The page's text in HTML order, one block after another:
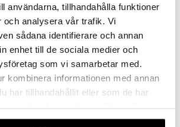
användarna, tillhandahålla funktioner
och analysera vår trafik. Vi
sådana identifierare och annan
enhet till de sociala medier och
som vi samarbetar med.
kombinera informationen med annan
har tillhandahållit eller som de har
användande av vår webbplats.
Sodium Chloride, Glycerin, Hydrolyzed
Sodium Hydrolyzed Potato Starch
Glucoside, Amodimethicone,
Coconut Acid, Disodium Tetrapropenyl
Peg-150 Distearate, Hexylene Glycol,
Sodium Benzoate, Benzoic Acid,